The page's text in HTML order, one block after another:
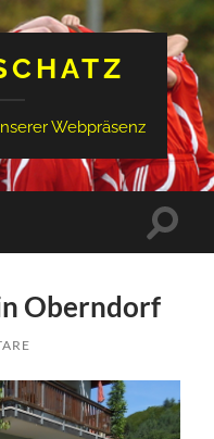
Webpräsenz
Oberndorf